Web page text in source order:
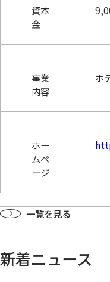
資本
金
事業
内容
ホ
ホー
ムペ
ージ
一覧を見る
新着ニュース